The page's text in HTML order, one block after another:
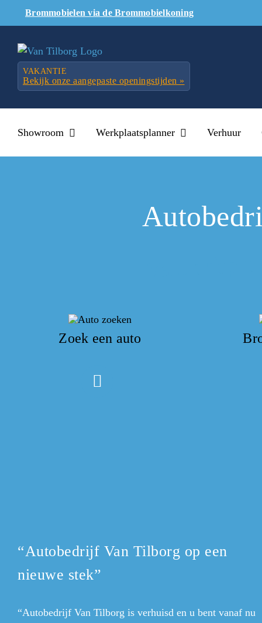
Brommobielen via de Brommobielkoning
VAKANTIE
Bekijk onze aangepaste openingstijden »
Showroom Werkplaatsplanner Verhuur
Zoek een auto
“Autobedrijf Van Tilborg op een
nieuwe stek”
“Autobedrijf Van Tilborg is verhuisd en u bent vanaf nu